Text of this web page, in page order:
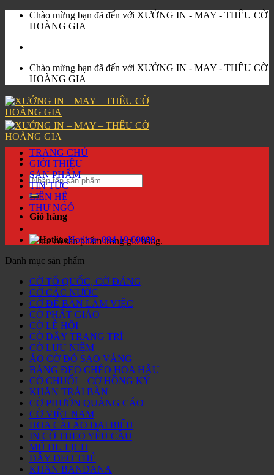
Skip
Chào mừng bạn đã đến với XƯỞNG IN - MAY - THÊU CỜ
HOÀNG GIA
Chào mừng bạn đã đến với XƯỞNG IN - MAY - THÊU CỜ
HOÀNG GIA
Tìm
kiếm:
Giỏ hàng
Chưa có sản phẩm trong giỏ hàng.
TRANG CHỦ
GIỚI THIỆU
SẢN PHẨM
TIN TỨC
LIÊN HỆ
THƯ NGỎ
Hotline:094 19 00000
Danh mục sản phẩm
CỜ TỔ QUỐC, CỜ ĐẢNG
CỜ CÁC NƯỚC
CỜ ĐỂ BÀN LÀM VIỆC
CỜ PHẬT GIÁO
CỜ LỄ HỘI
CỜ DÂY TRANG TRÍ
CỜ LƯU NIỆM
ÁO CỜ ĐỎ SAO VÀNG
BĂNG ĐEO CHÉO HOA HẬU
CỜ CHUỐI – CỜ HỒNG KỲ
KHĂN TRẢI BÀN
CỜ PHƯỚN QUẢNG CÁO
CỜ VIỆT NAM
HOA CÀI ÁO ĐẠI BIỂU
IN CỜ THEO YÊU CẦU
MŨ DU LỊCH
DÂY ĐEO THẺ
KHĂN BANDANA